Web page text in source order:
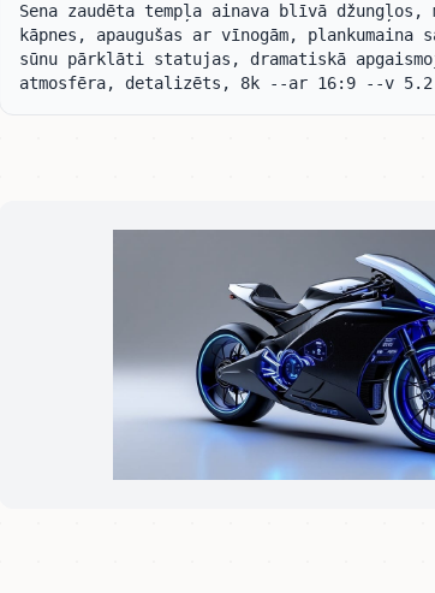
Sena zaudēta tempļa ainava blīvā džungļos,
kāpnes, apaugušas ar vīnogām, plankumaina
sūnu pārklāti statujas, dramatiskā
atmosfēra, detalizēts, 8k --ar 16:9 --v 5.2